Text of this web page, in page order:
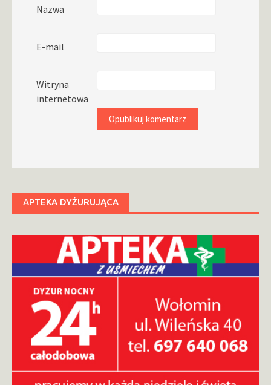
Nazwa
E-mail
Witryna
internetowa
APTEKA DYŻURUJĄCA